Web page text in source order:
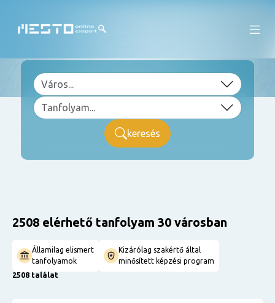
keresés
2508 elérhető tanfolyam 30 városban
Államilag elismert
tanfolyamok
Kizárólag szakértő által
minősített képzési program
2508 találat